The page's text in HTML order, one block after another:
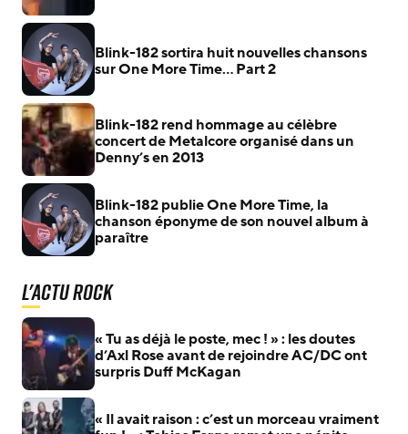
Blink-182 sortira huit nouvelles chansons
sur One More Time… Part 2
Blink-182 rend hommage au célèbre
concert de Metalcore organisé dans un
Denny’s en 2013
Blink-182 publie One More Time, la
chanson éponyme de son nouvel album à
paraître
L'actu Rock
« Tu as déjà le poste, mec ! » : les doutes
d’Axl Rose avant de rejoindre AC/DC ont
surpris Duff McKagan
« Il avait raison : c’est un morceau vraiment